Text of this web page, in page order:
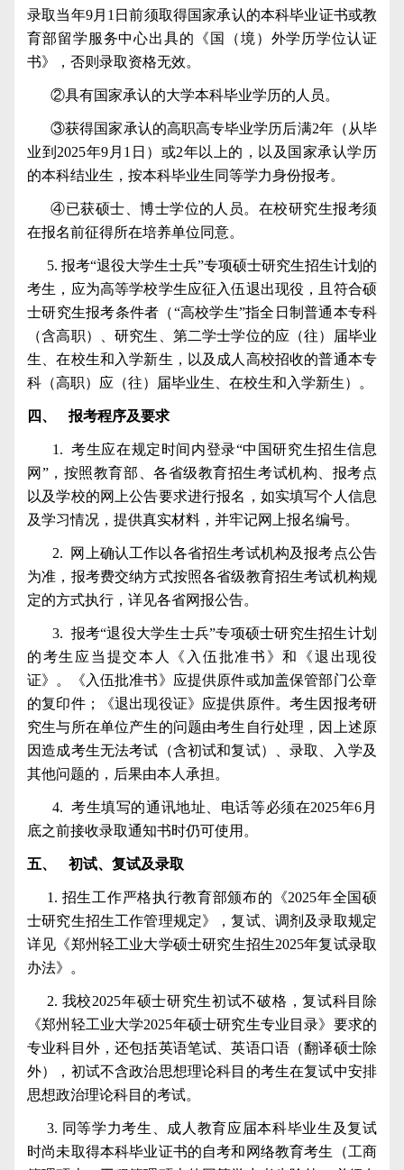
录取当年9月 1 日前须取得国家承认的本科毕业证书或教
育部留学服务中心出具的《国（境）外学历学位认证
书》，否则录取资格无效。
②具有国家承认的大学本科毕业学历的人员。
③获得国家承认的高职高专毕业学历后满2年（从毕
业到 2025年9 月 1 日）或2年以上的，以及国家承认学历
的本科结业生，按本科毕业生同等学力身份报考。
④已获硕士、博士学位的人员。在校研究生报考须
在报名前征得所在培养单位同意。
5. 报考“退役大学生士兵”专项硕士研究生招生计划的
考生，应为高等学校学生应征入伍退出现役，且符合硕
士研究生报考条件者（“高校学生”指全日制普通本专科
（含高职）、研究生、第二学士学位的应（往）届毕业
生、在校生和入学新生，以及成人高校招收的普通本专
科（高职）应（往）届毕业生、在校生和入学新生）。
四、 报考程序及要求
1. 考生应在规定时间内登录“中国研究生招生信息
网”，按照教育部、各省级教育招生考试机构、报考点
以及学校的网上公告要求进行报名，如实填写个人信息
及学习情况，提供真实材料，并牢记网上报名编号。
2.
网上确认工作以各省招生考试机构及报考点公告
为准，报考费交纳方式按照各省级教育招生考试机构规
定的方式执行，详见各省网报公告。
3. 报考“退役大学生士兵”专项硕士研究生招生计划
的考生应当提交本人《入伍批准书》和《退出现役
证》。《入伍批准书》应提供原件或加盖保管部门公章
的复印件；《退出现役证》应提供原件。考生因报考研
究生与所在单位产生的问题由考生自行处理，因上述原
因造成考生无法考试（含初试和复试）、录取、入学及
其他问题的，后果由本人承担。
4. 考生填写的通讯地址、电话等必须在2025年6 月
底之前接收录取通知书时仍可使用。
五、 初试、复试及录取
1. 招生工作严格执行教育部颁布的《2025年全国硕
士研究生招生工作管理规定》，复试、调剂及录取规定
详见《郑州轻工业大学硕士研究生招生2025年复试录取
办法》。
2. 我校2025年硕士研究生初试不破格，复试科目除
《郑州轻工业大学2025年硕士研究生专业目录》要求的
专业科目外，还包括英语笔试、英语口语（翻译硕士除
外），初试不含政治思想理论科目的考生在复试中安排
思想政治理论科目的考试。
3. 同等学力考生、成人教育应届本科毕业生及复试
时尚未取得本科毕业证书的自考和网络教育考生（工商